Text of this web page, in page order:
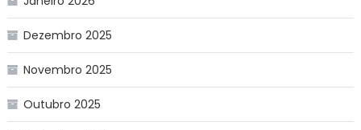
Dezembro 2025
Novembro 2025
Outubro 2025